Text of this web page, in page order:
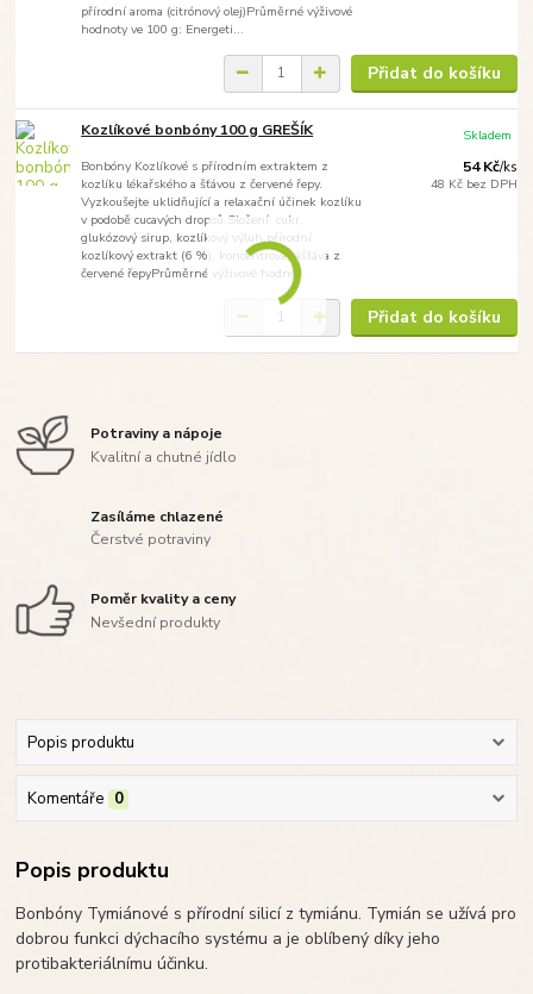
přírodní aroma (citrónový olej)Průměrné výživové
hodnoty ve 100 g: Energeti...
Přidat do košíku
Kozlíkové bonbóny 100 g GREŠÍK
Bonbóny Kozlíkové s přírodním extraktem z
kozlíku lékařského a šťávou z červené řepy.
Vyzkoušejte uklidňující a relaxační účinek kozlíku
v podobě cucavých dropsů.Složení: cukr,
glukózový sirup, kozlíkový výluh,přírodní
kozlíkový extrakt (6 %), koncentrovanášťáva z
červené řepyPrůměrné výživové hodno...
54 Kč/ks
48 Kč bez DPH
Skladem
Přidat do košíku
Potraviny a nápoje
Kvalitní a chutné jídlo
Zasíláme chlazené
Čerstvé potraviny
Poměr kvality a ceny
Nevšední produkty
Popis produktu
Komentáře 0
Popis produktu
Bonbóny Tymiánové s přírodní silicí z tymiánu. Tymián se užívá pro
dobrou funkci dýchacího systému a je oblíbený díky jeho
protibakteriálnímu účinku.